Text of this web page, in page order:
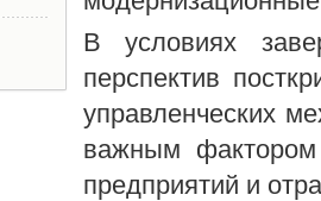
В условиях
перспектив
управленческих
важным фактором
предприятий и